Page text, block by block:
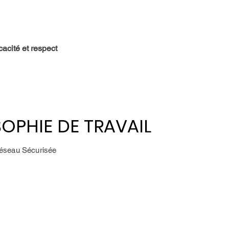
et respect
DE TRAVAIL
DE TRAVAIL
Sécurisée